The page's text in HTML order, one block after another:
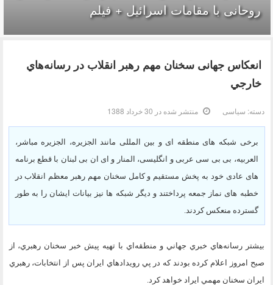
روحانی با مقامات اسرائیل + فیلم
انعکاس جهانی سخنان مهم رهبر انقلاب در رسانه‌هاي
خارجي
دسته: سیاسی منتشر شده در 30 خرداد 1388
برخی شبکه های منطقه ای و بین المللی مانند الجزیره، الجزیره مباشر،
العربیه، بی بی سی عربی و انگلیسی، المنار و ای ان بی لبنان با قطع برنامه
های عادی خود به پخش مستقیم و کامل سخنان مهم رهبر معظم انقلاب در
خطبه های نماز جمعه پرداختند و دیگر شبکه ها نیز بیانات ایشان را به طور
گسترده منعکس کردند.
بيشتر رسانه‌هاي خبري جهاني و منطقه‌اي با تهيه پيش‌ خبر سخنان رهبري، از
صبح امروز اعلام كرده بودند كه در پي رويدادهاي ايران پس از انتخابات، رهبري
ايران سخنان مهمي ايراد خواهد كرد.